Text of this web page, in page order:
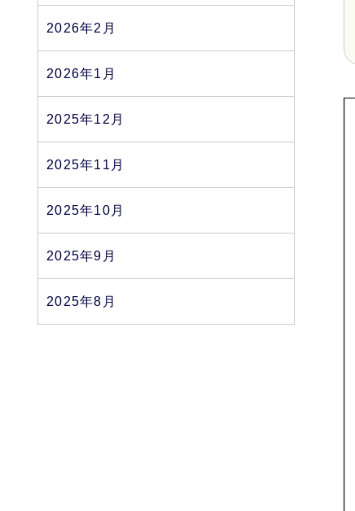
2026年2月
2026年1月
2025年12月
2025年11月
2025年10月
2025年9月
2025年8月